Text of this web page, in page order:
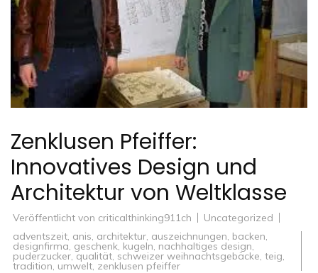
Zenklusen Pfeiffer:
Innovatives Design und
Architektur von Weltklasse
Veröffentlicht von criticalthinking911ch
Uncategorized
adventszeit, anis, architektur, auszeichnungen, backen,
designfirma, geschenk, kugeln, nachhaltiges design,
puderzucker,qualität, schweizer weihnachtsgebäcke, teig,
tradition, umwelt, zenklusen pfeiffer